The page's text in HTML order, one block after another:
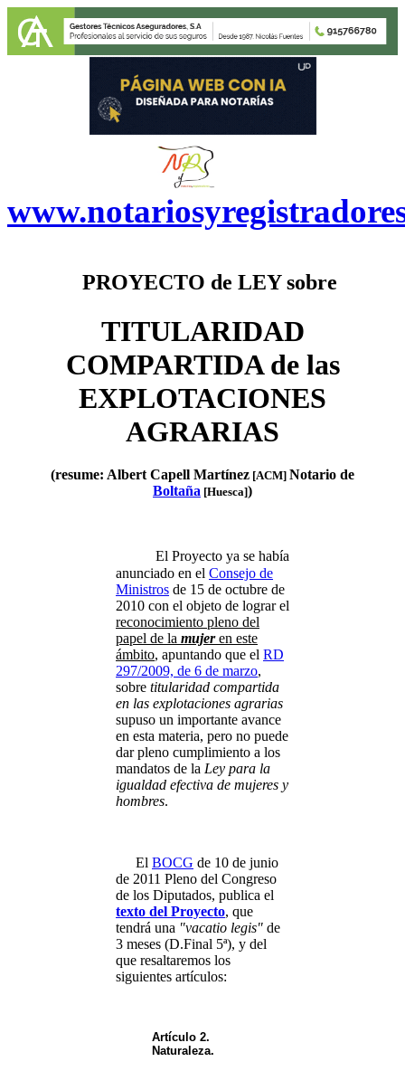
PROYECTO de LEY sobre
TITULARIDAD
COMPARTIDA de las
EXPLOTACIONES
AGRARIAS
(resume: Albert Capell Martínez [ACM] Notario de
Boltaña [Huesca])
El Proyecto ya se había
anunciado en el Consejo de
Ministros de 15 de octubre de
2010 con el objeto de lograr el
reconocimiento pleno del
papel de la mujeren este
ámbito, apuntando que el RD
297/2009, de 6 de marzo,
sobre titularidad compartida
en las explotaciones agrarias
supuso un importante avance
en esta materia, pero no puede
dar pleno cumplimiento a los
mandatos de la Ley para la
igualdad efectiva de mujeres y
hombres.
El BOCG de 10 de junio
de 2011 Pleno del Congreso
de los Diputados, publica el
texto del Proyecto, que
tendrá una "vacatio legis" de
3 meses (D.Final 5ª), y del
que resaltaremos los
siguientes artículos:
Artículo 2.
Naturaleza.